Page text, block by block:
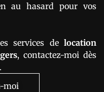
au hasard pour vos
services de location
, contactez-moi dès
.
moi